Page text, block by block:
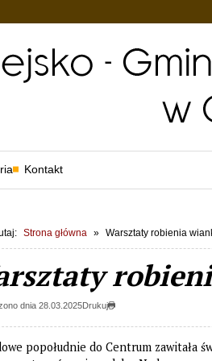
Kontakt
Strona główna Warsztaty robienia
dnia 28.03.2025Drukuj
popołudnie do Centrum zawitała